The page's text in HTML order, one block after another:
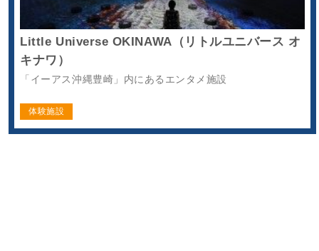
Little Universe OKINAWA（リトルユニバース オ
キナワ）
「イーアス沖縄豊崎」内にあるエンタメ施設
体験施設